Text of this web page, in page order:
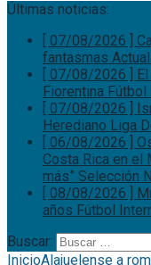
Últimas noticias:
[ 07/08/2026 ]
Fiorentina Fútbol
[ 07/08/2026 ]
HeredianoLiga
[ 06/08/2026 ]
Costa Rica en el
más”Selección
[ 08/08/2026 ]
años Fútbol
[ 07/08/2026 ]
fantasmas
Buscar:
Alajuelense a
Cueva